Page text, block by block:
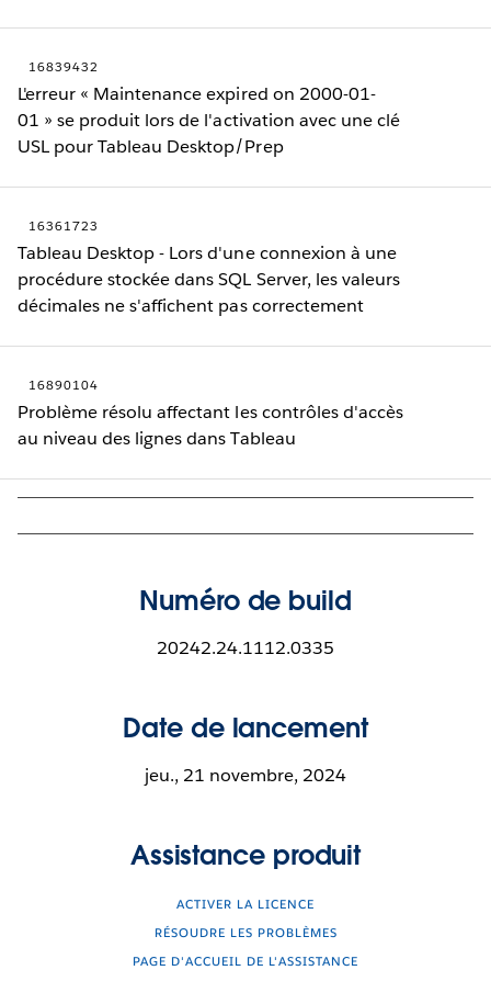
16839432
L'erreur « Maintenance expired on 2000-01-
01 » se produit lors de l'activation avec une clé
USL pour Tableau Desktop/Prep
16361723
Tableau Desktop - Lors d'une connexion à une
procédure stockée dans SQL Server, les valeurs
décimales ne s'affichent pas correctement
16890104
Problème résolu affectant les contrôles d'accès
au niveau des lignes dans Tableau
Numéro de build
20242.24.1112.0335
Date de lancement
jeu., 21 novembre, 2024
Assistance produit
ACTIVER LA LICENCE
RÉSOUDRE LES PROBLÈMES
PAGE D'ACCUEIL DE L'ASSISTANCE